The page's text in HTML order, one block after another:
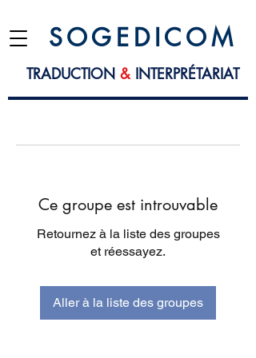
S O G E D I C O M
TRADUCTION &INTERPRÉTARIAT
Ce groupe est introuvable
Retournez à la liste des groupes
et réessayez.
Aller à la liste des groupes